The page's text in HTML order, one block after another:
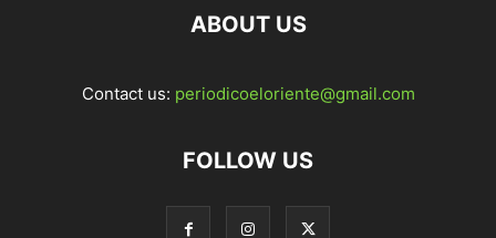
ABOUT US
Contact us: periodicoeloriente@gmail.com
FOLLOW US